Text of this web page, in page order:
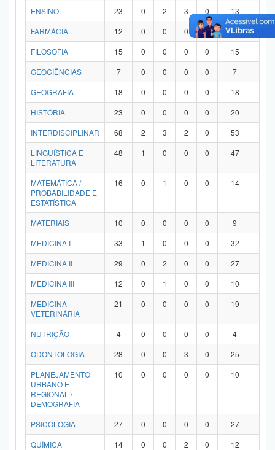
ENSINO
23 0 2 3 0 13
FARMÁCIA
12 0 0 0 0 12
FILOSOFIA
15 0 0 0 0 15
GEOCIÊNCIAS
7 0 0 0 0 7
GEOGRAFIA
18 0 0 0 0 18
HISTÓRIA
23 0 0 0 0 20
INTERDISCIPLINAR
68 2 3 2 0 53
LINGUÍSTICA E
LITERATURA
48 1 0 0 0 47
MATEMÁTICA /
PROBABILIDADE E
ESTATÍSTICA
16 0 1 0 0 14
MATERIAIS 10 0 0 0 0 9
MEDICINA I
33 1 0 0 0 32
MEDICINA II
29 0 2 0 0 27
MEDICINA III
12 0 1 0 0 10
MEDICINA
VETERINÁRIA
21 0 0 0 0 19
NUTRIÇÃO 4 0 0 0 0 4
ODONTOLOGIA
28 0 0 3 0 25
PLANEJAMENTO
URBANO E
REGIONAL /
DEMOGRAFIA
10 0 0 0 0 10
PSICOLOGIA 27 0 0 0 0 27
QUÍMICA
14 0 0 2 0 12